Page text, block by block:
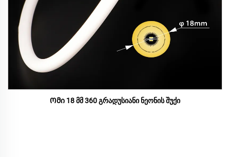
Ომი 18 მმ 360 გრადუსიანი ნეონის შუქი